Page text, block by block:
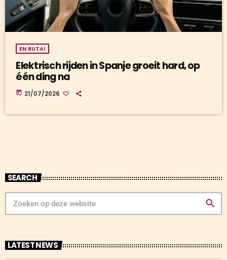
EN RUTA!
Elektrisch rijden in Spanje groeit hard, op
één ding na
today 21/07/2026
SEARCH
search
LATEST NEWS